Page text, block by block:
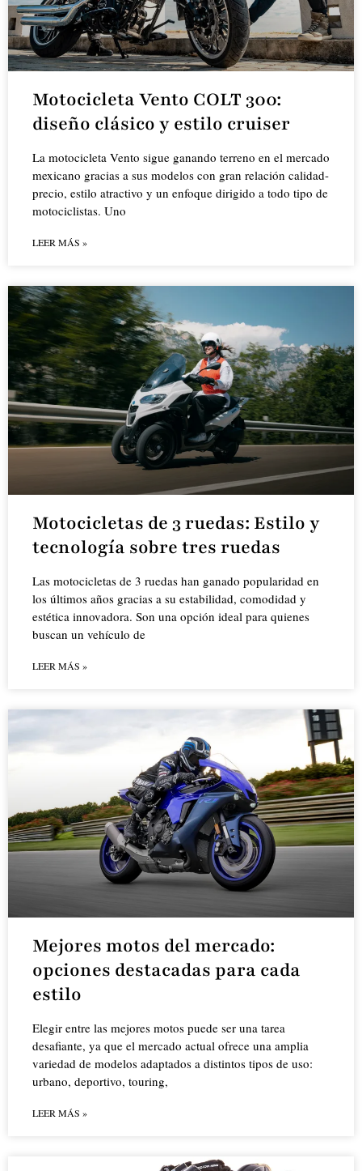
Motocicleta Vento COLT 300:
diseño clásico y estilo cruiser
La motocicleta Vento sigue ganando terreno en el mercado
mexicano gracias a sus modelos con gran relación calidad-
precio, estilo atractivo y un enfoque dirigido a todo tipo de
motociclistas. Uno
LEER MÁS »
Motocicletas de 3 ruedas: Estilo y
tecnología sobre tres ruedas
Las motocicletas de 3 ruedas han ganado popularidad en
los últimos años gracias a su estabilidad, comodidad y
estética innovadora. Son una opción ideal para quienes
buscan un vehículo de
LEER MÁS »
Mejores motos del mercado:
opciones destacadas para cada
estilo
Elegir entre las mejores motos puede ser una tarea
desafiante, ya que el mercado actual ofrece una amplia
variedad de modelos adaptados a distintos tipos de uso:
urbano, deportivo, touring,
LEER MÁS »